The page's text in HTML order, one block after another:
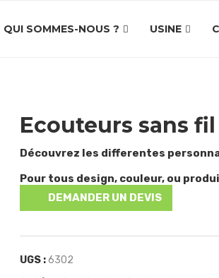
QUI SOMMES-NOUS ? USINE
Ecouteurs sans fil
Découvrez les differentes
Pour tous design, couleur, ou
DEMANDER UN DEVIS
UGS :6302